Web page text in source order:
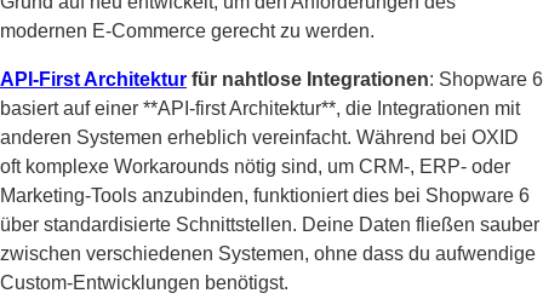
modernen E-Commerce gerecht zu werden.
API-First Architektur für nahtlose Integrationen: Shopware 6
basiert auf einer **API-first Architektur**, die Integrationen mit
anderen Systemen erheblich vereinfacht. Während bei OXID
oft komplexe Workarounds nötig sind, um CRM-, ERP- oder
Marketing-Tools anzubinden, funktioniert dies bei Shopware 6
über standardisierte Schnittstellen. Deine Daten fließen sauber
zwischen verschiedenen Systemen, ohne dass du aufwendige
Custom-Entwicklungen benötigst.